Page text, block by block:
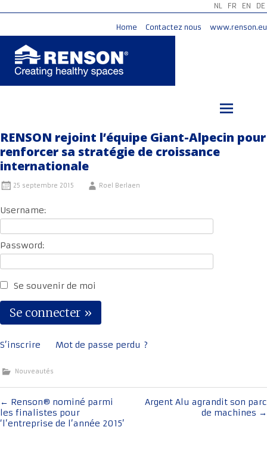
NL FR EN DE
Home Contactez nous www.renson.eu
RENSON rejoint l’équipe Giant-Alpecin pour
renforcer sa stratégie de croissance
internationale
25 septembre 2015 Roel Berlaen
Username:
Password:
Se souvenir de moi
S’inscrire Mot de passe perdu ?
Nouveautés
Navigation
de
← Renson® nominé parmi
les finalistes pour
‘l’entreprise de l’année 2015’
Argent Alu agrandit son parc
de machines →